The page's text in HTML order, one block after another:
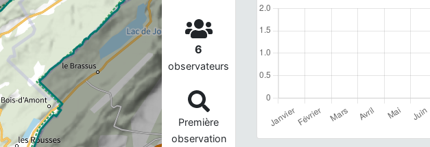
6
observateurs
Première
observation